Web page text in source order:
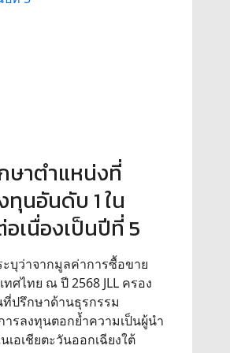
ษาตำแหน่งที่
นอันดับ 1 ใน
อเนื่องเป็นปีที่ 5
ะบุว่าจากมูลค่าการซื้อขาย
ศไทย ณ ปี 2568 JLL ครอง
ที่ปรึกษาด้านธุรกรรม
รลงทุนตอกย้ำความเป็นผู้นำ
เอเชียตะวันออกเฉียงใต้